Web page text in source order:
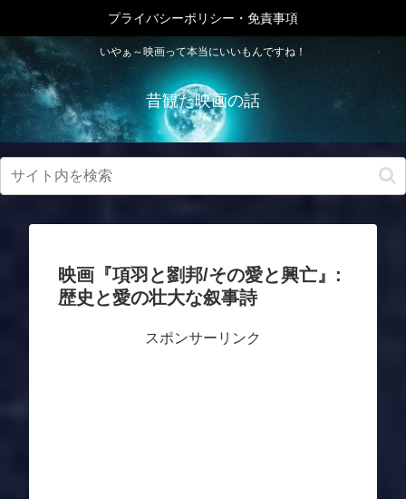
いやぁ～映画って本当にいいもんですね！
昔観た映画の話
プライバシーポリシー・免責事項
映画『項羽と劉邦/その愛と興亡』:
歴史と愛の壮大な叙事詩
スポンサーリンク